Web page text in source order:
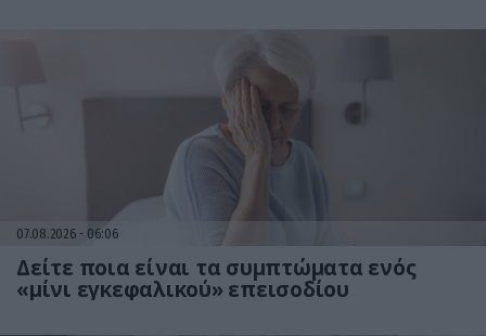
07.08.2026 06:06
Δείτε ποια είναι τα συμπτώματα ενός
«μίνι εγκεφαλικού» επεισοδίου